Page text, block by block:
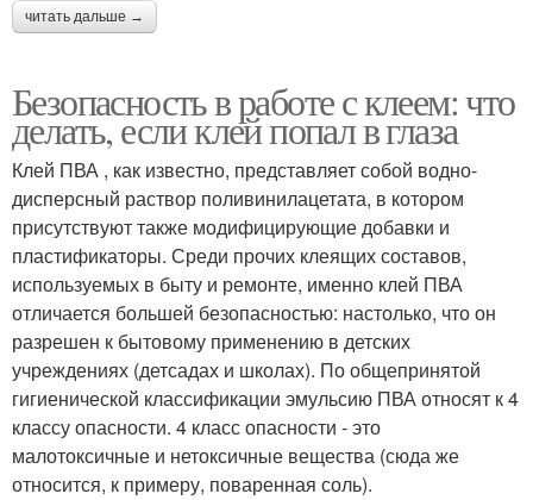
читать дальше →
Безопасность в работе с клеем: что
делать, если клей попал в глаза
Клей ПВА , как известно, представляет собой водно-
дисперсный раствор поливинилацетата, в котором
присутствуют также модифицирующие добавки и
пластификаторы. Среди прочих клеящих составов,
используемых в быту и ремонте, именно клей ПВА
отличается большей безопасностью: настолько, что он
разрешен к бытовому применению в детских
учреждениях (детсадах и школах). По общепринятой
гигиенической классификации эмульсию ПВА относят к 4
классу опасности. 4 класс опасности - это
малотоксичные и нетоксичные вещества (сюда же
относится, к примеру, поваренная соль).